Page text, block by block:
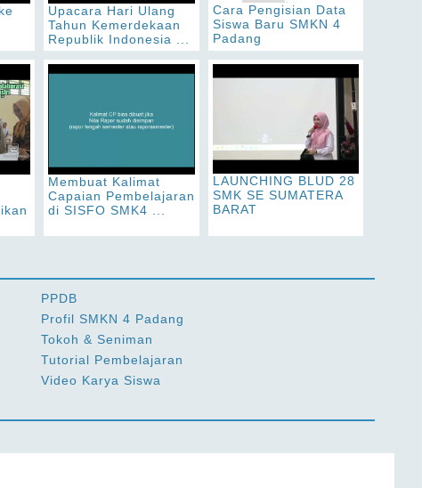
Upacara Hari Ulang
Tahun Kemerdekaan
Republik Indonesia ...
Cara Pengisian Data
Siswa Baru SMKN 4
Padang
Membuat Kalimat
Capaian Pembelajaran
di SISFO SMK4 ...
LAUNCHING BLUD 28
SMK SE SUMATERA
BARAT
PPDB
Profil SMKN 4 Padang
Tokoh & Seniman
Tutorial Pembelajaran
Video Karya Siswa